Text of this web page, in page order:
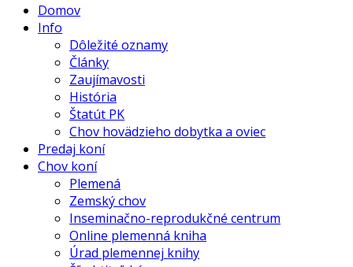
Domov
Info
Dôležité oznamy
Články
Zaujímavosti
História
Štatút PK
Chov hovädzieho dobytka a oviec
Predaj koní
Chov koní
Plemená
Zemský chov
Inseminačno-reprodukčné centrum
Online plemenná kniha
Úrad plemennej knihy